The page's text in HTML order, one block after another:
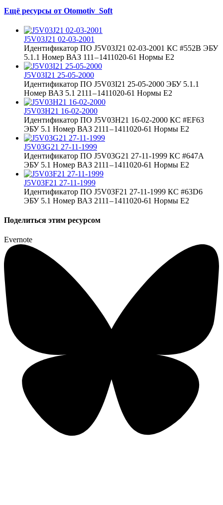
Ещё ресурсы от Otomotiv_Soft
J5V03J21 02-03-2001
Идентификатор ПО J5V03J21 02-03-2001 КС #552B ЭБУ
5.1.1 Номер ВАЗ 111 – 1411020-61 Нормы Е2
J5V03I21 25-05-2000
Идентификатор ПО J5V03I21 25-05-2000 ЭБУ 5.1.1
Номер ВАЗ 5.1 2111 – 1411020-61 Нормы Е2
J5V03H21 16-02-2000
Идентификатор ПО J5V03H21 16-02-2000 КС #EF63
ЭБУ 5.1 Номер ВАЗ 2111 – 1411020-61 Нормы Е2
J5V03G21 27-11-1999
Идентификатор ПО J5V03G21 27-11-1999 КС #647A
ЭБУ 5.1 Номер ВАЗ 2111 – 1411020-61 Нормы Е2
J5V03F21 27-11-1999
Идентификатор ПО J5V03F21 27-11-1999 КС #63D6
ЭБУ 5.1 Номер ВАЗ 2111 – 1411020-61 Нормы Е2
Поделиться этим ресурсом
Evernote